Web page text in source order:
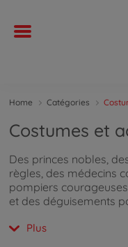
Home Catégories
Costumes et
Des princes nobles,
règles, des médecins
pompiers
et des déguisements
caractérise les jouets
Plus